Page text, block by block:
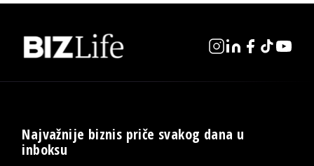
Najvažnije biznis priče svakog dana u
inboksu